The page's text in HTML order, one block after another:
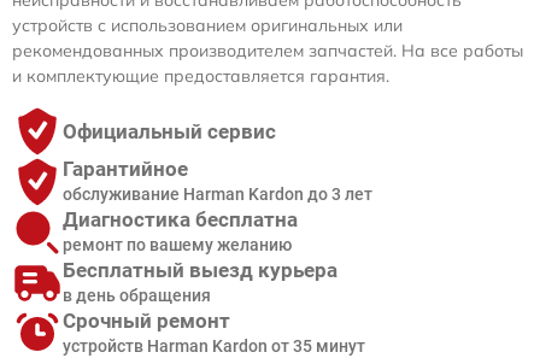
устройств с использованием оригинальных или
рекомендованных производителем запчастей. На все работы
и комплектующие предоставляется гарантия.
Официальный сервис
Гарантийное
обслуживание Harman Kardon до 3 лет
Диагностика бесплатна
ремонт по вашему желанию
Бесплатный выезд курьера
в день обращения
Срочный ремонт
устройств Harman Kardon от 35 минут